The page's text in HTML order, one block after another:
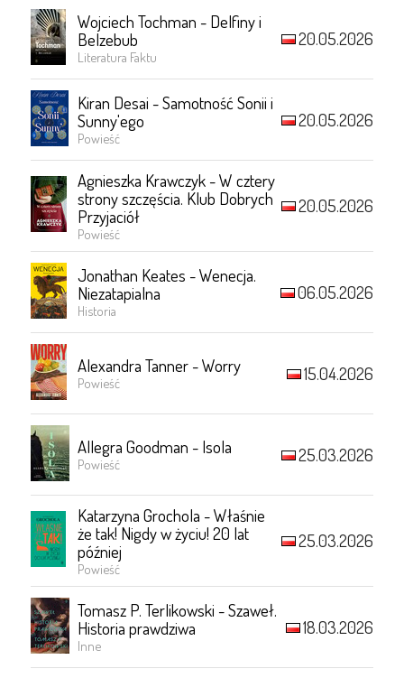
Wojciech Tochman - Delfiny i
Belzebub
Literatura Faktu
20.05.2026
Kiran Desai - Samotność Sonii i
Sunny'ego
Powieść
20.05.2026
Agnieszka Krawczyk - W cztery
strony szczęścia. Klub Dobrych
Przyjaciół
Powieść
20.05.2026
Jonathan Keates - Wenecja.
Niezatapialna
Historia
06.05.2026
Alexandra Tanner - Worry
Powieść 15.04.2026
Allegra Goodman - Isola
Powieść 25.03.2026
Katarzyna Grochola - Właśnie
że tak! Nigdy w życiu! 20 lat
później
Powieść
25.03.2026
Tomasz P. Terlikowski - Szaweł.
Historia prawdziwa
Inne
18.03.2026